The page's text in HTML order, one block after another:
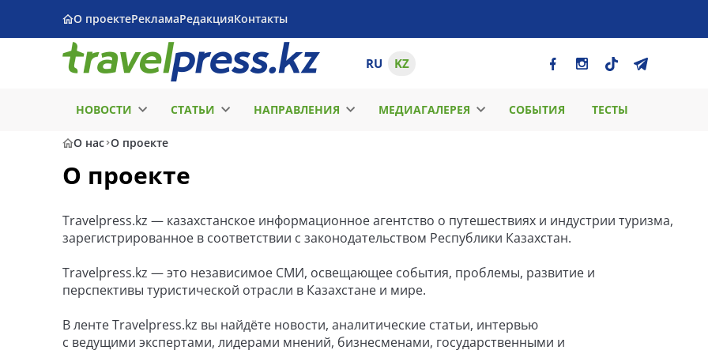
О проектеРекламаРедакцияКонтакты
RU KZ
НОВОСТИ СТАТЬИ НАПРАВЛЕНИЯ МЕДИАГАЛЕРЕЯ СОБЫТИЯ ТЕСТЫ
О нас О проекте
О проекте
Travelpress.kz — казахстанское информационное агентство о путешествиях и индустрии туризма,
зарегистрированное в соответствии с законодательством Республики Казахстан.
Travelpress.kz — это независимое СМИ, освещающее события, проблемы, развитие и
перспективы туристической отрасли в Казахстане и мире.
В ленте Travelpress.kz вы найдёте новости, аналитические статьи, интервью
с ведущими экспертами, лидерами мнений, бизнесменами, государственными и